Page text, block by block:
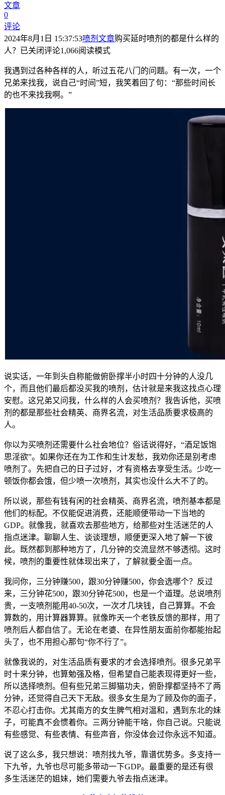
文章
0
评论
2024年8月1日 15:37:53喷剂文章购买延时喷剂的都是什么样的
人？ 已关闭评论1,066阅读模式
我遇到过各种各样的人，听过五花八门的问题。 有一次，一个
兄弟来找我，说自己“时间”短，我笑着回了句：“那些时间长
的也不来找我啊。 ”
说实话，一年到头自称能做俯卧撑半小时四十分钟的人没几
个，而且他们最后都没买我的喷剂，估计就是来我这找点心理
安慰。 这兄弟又问我，什么样的人会买喷剂 ？ 我告诉他，买喷
剂的都是那些社会精英、商界名流，对生活品质要求极高的
人。
你以为买喷剂还需要什么社会地位？ 俗话说得好，“酒足饭饱
思淫欲”。 如果你还在为工作和生计发愁，我劝你还是别考虑
喷剂了。 先把自己的日子过好，才有资格去享受生活。 少吃一
顿饭你都会饿，但少喷一次喷剂，其实也没什么大不了的。
所以说，那些有钱有闲的社会精英、商界名流，喷剂基本都是
他们的标配。 不仅能促进消费，还能顺便带动一下当地的
GDP。 就像我，就喜欢去那些地方，给那些对生活迷茫的人
指点迷津。 聊聊人生、谈谈理想，顺便更深入地了解一下彼
此。 既然都到那种地方了，几分钟的交流显然不够透彻。 这时
候，喷剂的重要性就体现出来了，了解就要全面一点。
我问你，三分钟赚500，跟30分钟赚500，你会选哪个？ 反过
来，三分钟花500，跟30分钟花500，也是一个道理。 总说喷剂
贵，一支喷剂能用40-50次，一次才几块钱，自己算算。 不会
算数的，用计算器算算。 就像昨天一个老铁反馈的那样，用了
喷剂后人都自信了。 无论在老婆、在异性朋友面前你都能抬起
头了，也不用担心那句“你不行了”。
就像我说的，对生活品质有要求的才会选择喷剂 。 很多兄弟平
时十来分钟，也算勉强及格，但希望自己能表现得更好一些，
所以选择喷剂 。 但有些兄弟三脚猫功夫，俯卧撑都坚持不了两
分钟，还觉得自己天下无敌。 很多女生是为了顾及你的面子，
不忍心打击你。 尤其南方的女生脾气相对温和，遇到东北的妹
子，可能真不会惯着你。 三两分钟能干啥，你自己说。
只能说
有些感觉、有些表情、有些声音，你没体会过你永远不知道。
说了这么多，我只想说：喷剂找九爷，靠谱优势多。 多支持一
下九爷，九爷也尽可能多带动一下GDP。 最重要的是还有很
多生活迷茫的姐妹，她们需要九爷去指点迷津。